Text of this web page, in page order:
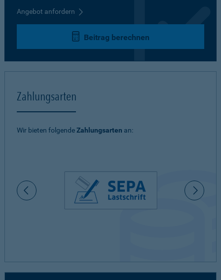
Angebot anfordern
Beitrag berechnen
Zahlungsarten
Wir bieten folgendeZahlungsarten an: